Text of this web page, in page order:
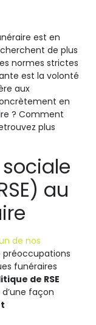
est en
de plus
normes strictes
est la volonté
aux
en
? Comment
plus
au
de nos
préoccupations
funéraires
de RSE
façon